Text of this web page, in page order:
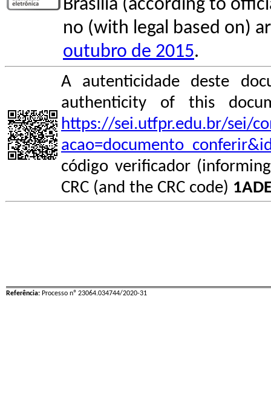
Brasília (according to
no (with legal based on)
outubro de 2015.
A autenticidade deste
authenticity of this
https://sei.utfpr.edu.br/sei/
código verificador
CRC (and the CRC code)
Referência: Processo nº 23064.034744/2020-31